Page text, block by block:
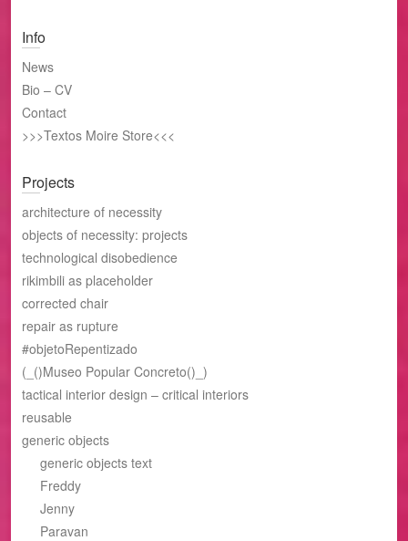
Info
News
Bio – CV
Contact
>>>Textos Moire Store<<<
Projects
architecture of necessity
objects of necessity: projects
technological disobedience
rikimbili as placeholder
corrected chair
repair as rupture
#objetoRepentizado
(_()Museo Popular Concreto()_)
tactical interior design – critical interiors
reusable
generic objects
generic objects text
Freddy
Jenny
Paravan